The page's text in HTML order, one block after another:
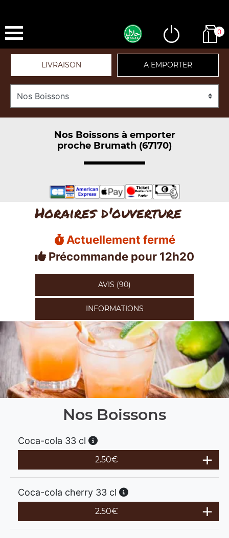
0
LIVRAISON A EMPORTER
Nos Boissons à emporter
proche Brumath (67170)
Horaires d'ouverture
Actuellement fermé
Précommande pour 12h20
AVIS (90)
INFORMATIONS
Nos Boissons
Coca-cola 33 cl
2.50€
Coca-cola cherry 33 cl
2.50€